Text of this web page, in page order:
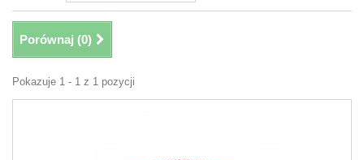
Porównaj (0)
Pokazuje 1 - 1 z 1 pozycji